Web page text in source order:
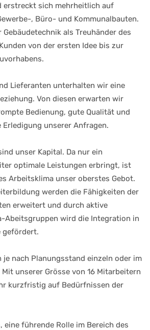
erstreckt sich mehrheitlich auf
, Büro- und Kommunalbauten.
Gebäudetechnik als Treuhänder des
von der ersten Idee bis zur
Lieferanten unterhalten wir eine
Von diesen erwarten wir
Bedienung, gute Qualität und
unserer Anfragen.
unser Kapital. Da nur ein
optimale Leistungen erbringt, ist
Arbeitsklima unser oberstes Gebot.
werden die Fähigkeiten der
erweitert und durch aktive
Abeitsgruppen wird die Integration in
gefördert.
je nach Planungsstand einzeln oder im
unserer Grösse von 16 Mitarbeitern
kurzfristig auf Bedürfnissen der
eine führende Rolle im Bereich des